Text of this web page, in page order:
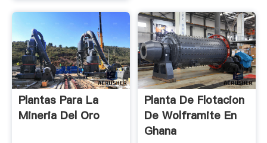
Plantas Para La
Mineria Del Oro
Planta De Flotacion
De Wolframite En
Ghana